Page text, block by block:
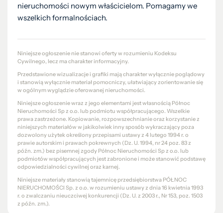
nieruchomości nowym właścicielom. Pomagamy we
wszelkich formalnościach.
Niniejsze ogłoszenie nie stanowi oferty w rozumieniu Kodeksu
Cywilnego, lecz ma charakter informacyjny.
Przedstawione wizualizacje i grafiki mają charakter wyłącznie poglądowy
i stanowią wyłącznie materiał pomocniczy, ułatwiający zorientowanie się
w ogólnym wyglądzie oferowanej nieruchomości.
Niniejsze ogłoszenie wraz z jego elementami jest własnością Północ
Nieruchomości Sp z o.o. lub podmiotu współpracującego. Wszelkie
prawa zastrzeżone. Kopiowanie, rozpowszechnianie oraz korzystanie z
niniejszych materiałów w jakikolwiek inny sposób wykraczający poza
dozwolony użytek określony przepisami ustawy z 4 lutego 1994 r. o
prawie autorskim i prawach pokrewnych (Dz. U. 1994, nr 24 poz. 83 z
późn. zm.) bez pisemnej zgody Północ Nieruchomości Sp z o.o. lub
podmiotów współpracujących jest zabronione i może stanowić podstawę
odpowiedzialności cywilnej oraz karnej.
Niniejsze materiały stanowią tajemnicę przedsiębiorstwa PÓŁNOC
NIERUCHOMOŚCI Sp. z o.o. w rozumieniu ustawy z dnia 16 kwietnia 1993
r. o zwalczaniu nieuczciwej konkurencji (Dz. U. z 2003 r., Nr 153, poz. 1503
z późn. zm.).